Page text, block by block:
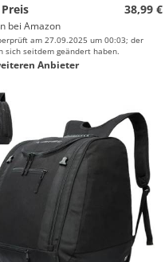
38,99 €
bei Amazon
am 27.09.2025 um 00:03; der
sich seitdem geändert haben.
Anbieter